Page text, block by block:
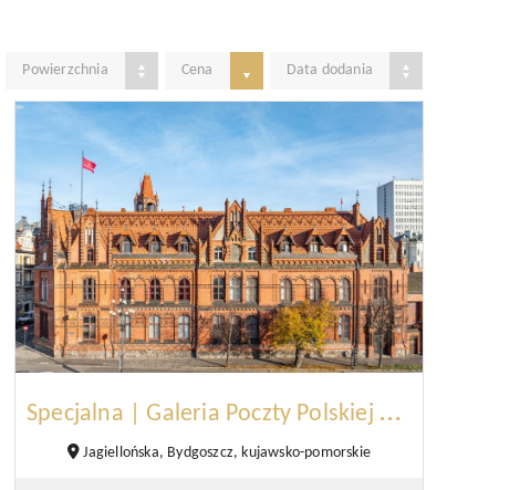
Powierzchnia Cena Data dodania
S
pecjalna | Galeria Poczty Polskiej | Bydgoszcz
Jagiellońska, Bydgoszcz, kujawsko-pomorskie